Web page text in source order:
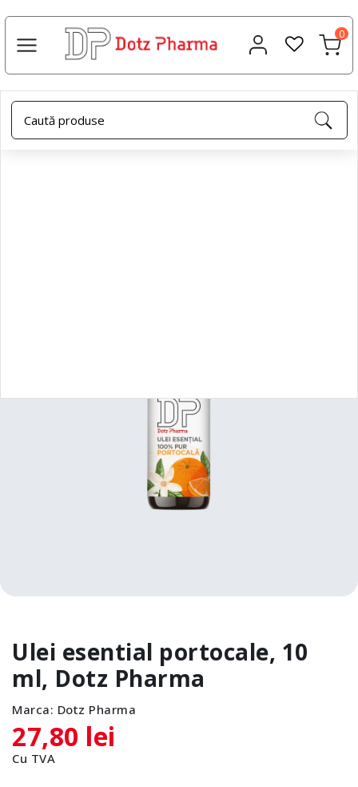
0
Acasa Uleiuri esențiale
Ulei esential portocale, 10 ml,
Dotz Pharma
Ulei esential portocale, 10
ml, Dotz Pharma
Marca: Dotz Pharma
27,80 lei
Cu TVA